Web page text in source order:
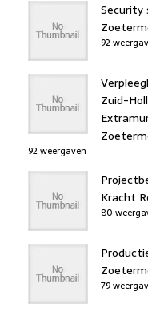
92
Zuid-
92 weergaven
Kracht
80
79